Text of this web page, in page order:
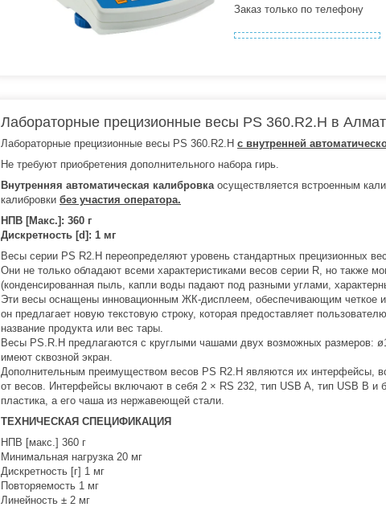
Заказ только по телефону
Лабораторные прецизионные весы PS 360.R2.H в
Лабораторные прецизионные весы PS 360.R2.H с внутренней
Не требуют приобретения дополнительного набора гирь.
Внутренняя автоматическая калибровка осуществляется встроенным
калибровки без участия оператора.
НПВ [Макс.]: 360 г
Дискретность [d]: 1 мг
Весы серии PS R2.H переопределяют уровень стандартных прецизионных
Они не только обладают всеми характеристиками весов серии R, но также
(конденсированная пыль, капли воды падают под разными углами,
Эти весы оснащены инновационным ЖК-дисплеем, обеспечивающим четкое и
он предлагает новую текстовую строку, которая предоставляет
название продукта или вес тары.
Весы PS.R.H предлагаются с круглыми чашами двух возможных размеров:
имеют сквозной экран.
Дополнительным преимуществом весов PS R2.H являются их интерфейсы,
от весов. Интерфейсы включают в себя 2 × RS 232, тип USB A, тип USB B и
пластика, а его чаша из нержавеющей стали.
ТЕХНИЧЕСКАЯ СПЕЦИФИКАЦИЯ
НПВ [макс.] 360 г
Минимальная нагрузка 20 мг
Дискретность [г] 1 мг
Повторяемость 1 мг
Линейность ± 2 мг